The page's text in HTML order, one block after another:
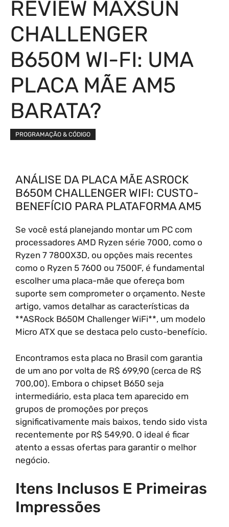
REVIEW MAXSUN
CHALLENGER
B650M WI-FI: UMA
PLACA MÃE AM5
BARATA?
PROGRAMAÇÃO & CÓDIGO
ANÁLISE DA PLACA MÃE ASROCK
B650M CHALLENGER WIFI: CUSTO-
BENEFÍCIO PARA PLATAFORMA AM5
Se você está planejando montar um PC com
processadores AMD Ryzen série 7000, como o
Ryzen 7 7800X3D, ou opções mais recentes
como o Ryzen 5 7600 ou 7500F, é fundamental
escolher uma placa-mãe que ofereça bom
suporte sem comprometer o orçamento. Neste
artigo, vamos detalhar as características da
**ASRock B650M Challenger WiFi**, um modelo
Micro ATX que se destaca pelo custo-benefício.
Encontramos esta placa no Brasil com garantia
de um ano por volta de R$ 699,90 (cerca de R$
700,00). Embora o chipset B650 seja
intermediário, esta placa tem aparecido em
grupos de promoções por preços
significativamente mais baixos, tendo sido vista
recentemente por R$ 549,90. O ideal é ficar
atento a essas ofertas para garantir o melhor
negócio.
Itens Inclusos E Primeiras
Impressões